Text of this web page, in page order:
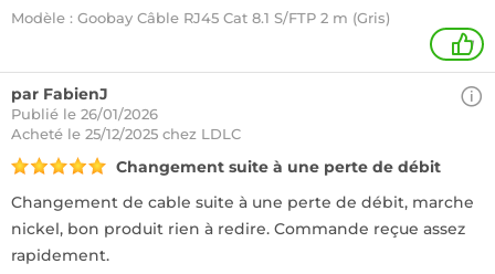
Modèle : Goobay Câble RJ45 Cat 8.1 S/FTP 2 m (Gris)
1
par FabienJ
Publié le 26/01/2026
Acheté le 25/12/2025 chez LDLC
Changement suite à une perte de débit
Changement de cable suite à une perte de débit, marche
nickel, bon produit rien à redire. Commande reçue assez
rapidement.